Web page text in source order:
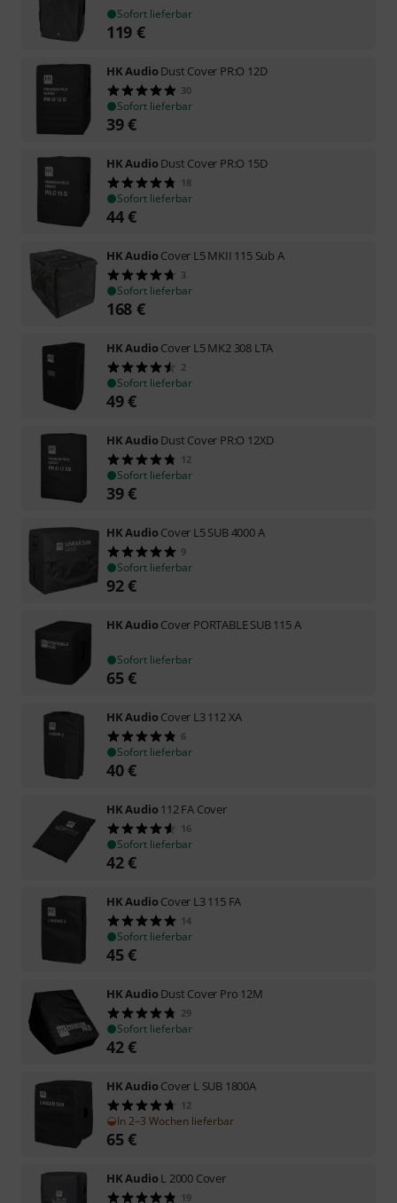
Sofort lieferbar
119 €
HK AudioDust Cover PR:O 12D
30
Sofort lieferbar
39€
HK AudioDust Cover PR:O 15D
18
Sofort lieferbar
44€
HK AudioCover L5 MKII 115 Sub A
3
Sofort lieferbar
168 €
HK AudioCover L5 MK2 308 LTA
2
Sofort lieferbar
49€
HK AudioDust Cover PR:O 12XD
12
Sofort lieferbar
39€
HK AudioCover L5 SUB 4000 A
9
Sofort lieferbar
92€
HK AudioCover PORTABLE SUB 115 A
Sofort lieferbar
65€
HK AudioCover L3 112 XA
6
Sofort lieferbar
40€
HK Audio112 FA Cover
16
Sofort lieferbar
42€
HK AudioCover L3 115 FA
14
Sofort lieferbar
45€
HK AudioDust Cover Pro 12M
29
Sofort lieferbar
42€
HK AudioCover L SUB 1800A
12
In 2–3 Wochen lieferbar
65€
HK AudioL 2000 Cover
19